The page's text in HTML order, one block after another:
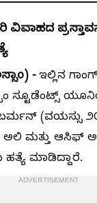
-ಇಲ್ಲಿನ
ಸ್ಟೂಡೆಂಟ್ಸ್
(ವಯಸ್ಸು
ಅಲಿ ಮತ್ತು ಆಸಿಫ್
ಮಾಡಿದ್ದಾರೆ.
ADVERTISEMENT